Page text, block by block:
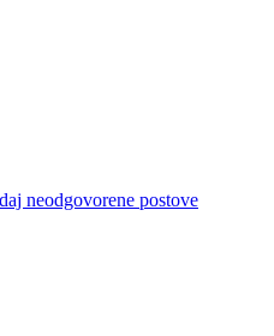
neodgovorene postove